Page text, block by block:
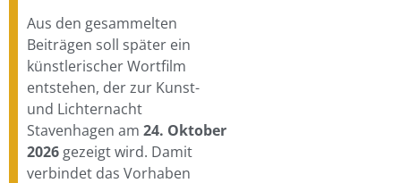
Aus den gesammelten
Beiträgen soll später ein
künstlerischer Wortfilm
entstehen, der zur Kunst-
und Lichternacht
Stavenhagen am 24. Oktober
2026 gezeigt wird. Damit
verbindet das Vorhaben